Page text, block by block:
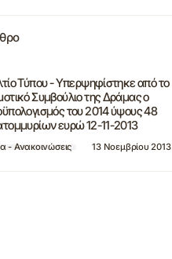
Τύπου - Υπερψηφίστηκε από το
Συμβούλιο της Δράμας ο
του 2014 ύψους 48
ευρώ 12-11-2013
- Ανακοινώσεις 13 Νοεμβρίου 2013